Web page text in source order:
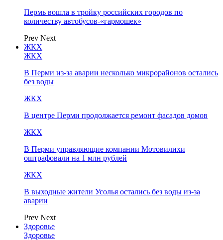
Пермь вошла в тройку российских городов по
количеству автобусов-«гармошек»
Prev Next
ЖКХ
ЖКХ
В Перми из-за аварии несколько микрорайонов остались
без воды
ЖКХ
В центре Перми продолжается ремонт фасадов домов
ЖКХ
В Перми управляющие компании Мотовилихи
оштрафовали на 1 млн рублей
ЖКХ
В выходные жители Усолья остались без воды из-за
аварии
Prev Next
Здоровье
Здоровье